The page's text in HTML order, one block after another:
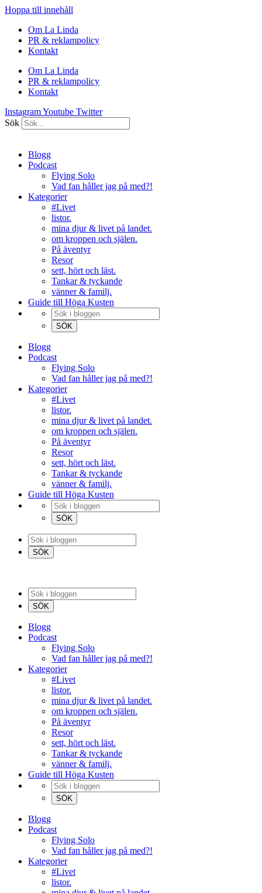
Hoppa till innehåll
Om La Linda
PR & reklampolicy
Kontakt
Om La Linda
PR & reklampolicy
Kontakt
InstagramYoutube Twitter
Sök
Blogg
Podcast
Flying Solo
Vad fan håller jag på med?!
Kategorier
#Livet
listor.
mina djur & livet på landet.
om kroppen och själen.
På äventyr
Resor
sett, hört och läst.
Tankar & tyckande
vänner & familj.
Guide till Höga Kusten
Blogg
Podcast
Flying Solo
Vad fan håller jag på med?!
Kategorier
#Livet
listor.
mina djur & livet på landet.
om kroppen och själen.
På äventyr
Resor
sett, hört och läst.
Tankar & tyckande
vänner & familj.
Guide till Höga Kusten
Blogg
Podcast
Flying Solo
Vad fan håller jag på med?!
Kategorier
#Livet
listor.
mina djur & livet på landet.
om kroppen och själen.
På äventyr
Resor
sett, hört och läst.
Tankar & tyckande
vänner & familj.
Guide till Höga Kusten
Blogg
Podcast
Flying Solo
Vad fan håller jag på med?!
Kategorier
#Livet
listor.